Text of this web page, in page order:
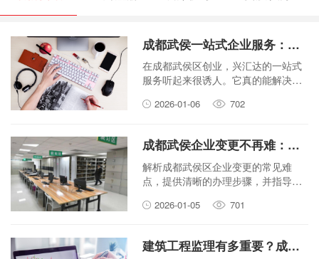
成都武侯一站式企业服务：兴汇达真的能解决所有麻烦吗？
在成都武侯区创业，兴汇达的一站式
服务听起来很诱人。它真的能解决所
创业路上少走弯路。
2026-01-06 702
成都武侯企业变更不再难：流程解析与高效代办指南
解析成都武侯区企业变更的常见难
点，提供清晰的办理步骤，并指导如
板们省时省力。
2026-01-05 701
建筑工程监理有多重要？成都施工项目必须了解的几件事